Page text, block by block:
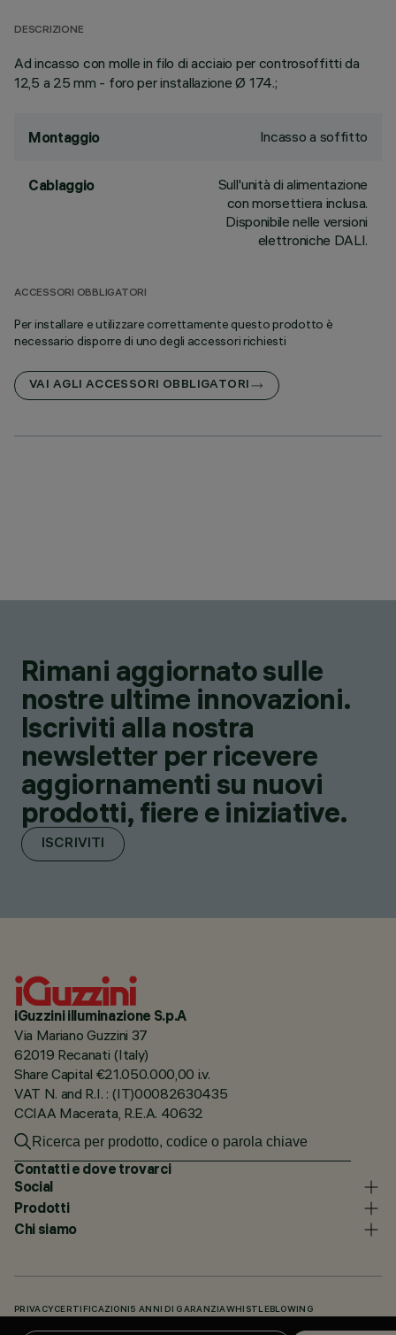
DESCRIZIONE
Ad incasso con molle in filo di acciaio per controsoffitti da
12,5 a 25 mm - foro per installazione Ø 174.;
Montaggio Incasso a soffitto
Cablaggio
Sull'unità di alimentazione
con morsettiera inclusa.
Disponibile nelle versioni
elettroniche DALI.
ACCESSORI OBBLIGATORI
Per installare e utilizzare correttamente questo prodotto è
necessario disporre di uno degli accessori richiesti
VAI AGLI ACCESSORI OBBLIGATORI
Rimani aggiornato sulle
nostre ultime innovazioni.
Iscriviti alla nostra
newsletter per ricevere
aggiornamenti su nuovi
prodotti, fiere e iniziative.
ISCRIVITI
iGuzzini illuminazione S.p.A
Via Mariano Guzzini 37
62019 Recanati (Italy)
Share Capital €21.050.000,00 i.v.
VAT N. and R.I. : (IT)00082630435
CCIAA Macerata, R.E.A. 40632
Contatti e dove trovarci
Social
Prodotti
Chi siamo
PRIVACY CERTIFICAZIONI 5 ANNI DI GARANZIAWHISTLEBLOWING